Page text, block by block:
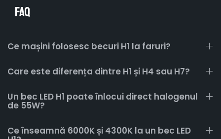
FAQ
Ce mașini folosesc becuri H1 la faruri?
Care este diferența dintre H1 și H4 sau H7?
Un bec LED H1 poate înlocui direct halogenul
de 55W?
Ce înseamnă 6000K și 4300K la un bec LED